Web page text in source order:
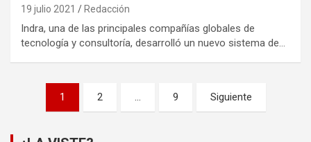
19 julio 2021 Redacción
Indra, una de las principales compañías globales de
tecnología y consultoría, desarrolló un nuevo sistema de…
Paginación
entradas
1 2 … 9 Siguiente